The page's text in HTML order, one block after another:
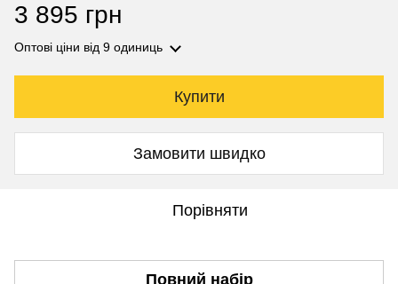
3 895 грн
Оптові ціни від 9 одиниць
Купити
Замовити швидко
Порівняти
Повний набір